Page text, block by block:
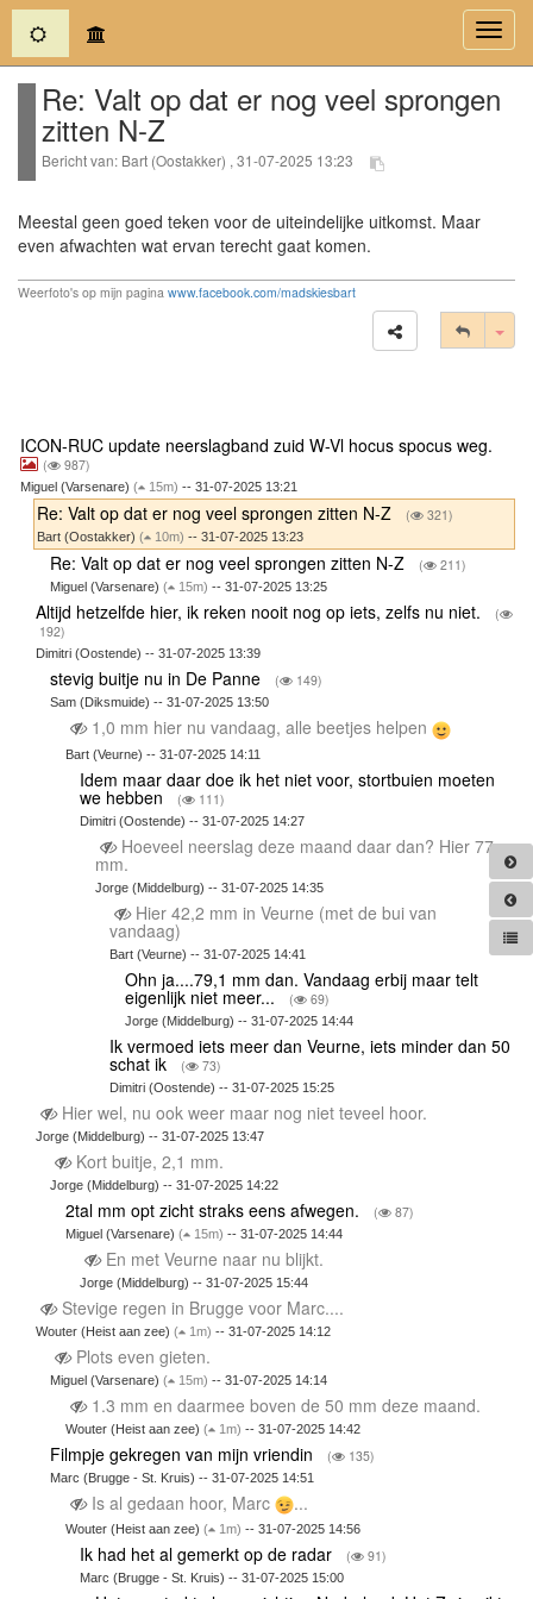
(current)
Re: Valt op dat er nog veel sprongen
zitten N-Z
Bericht van: Bart (Oostakker) , 31-07-2025 13:23
Meestal geen goed teken voor de uiteindelijke uitkomst. Maar
even afwachten wat ervan terecht gaat komen.
Weerfoto's op mijn pagina www.facebook.com/madskiesbart
ICON-RUC update neerslagband zuid W-Vl hocus spocus weg.
( 987)
Miguel (Varsenare) ( 15m) -- 31-07-2025 13:21
Re: Valt op dat er nog veel sprongen zitten N-Z ( 321)
Bart (Oostakker) ( 10m) -- 31-07-2025 13:23
Re: Valt op dat er nog veel sprongen zitten N-Z ( 211)
Miguel (Varsenare)( 15m) -- 31-07-2025 13:25
Altijd hetzelfde hier, ik reken nooit nog op iets, zelfs nu niet.
(
192)
Dimitri (Oostende) -- 31-07-2025 13:39
stevig buitje nu in De Panne ( 149)
Sam (Diksmuide) -- 31-07-2025 13:50
1,0 mm hier nu vandaag, alle beetjes helpen
Bart (Veurne) -- 31-07-2025 14:11
Idem maar daar doe ik het niet voor, stortbuien moeten
we hebben ( 111)
Dimitri (Oostende) -- 31-07-2025 14:27
Hoeveel neerslag deze maand daar dan? Hier 77
mm.
Jorge (Middelburg) -- 31-07-2025 14:35
Hier 42,2 mm in Veurne (met de bui van
vandaag)
Bart (Veurne) -- 31-07-2025 14:41
Ohn ja....79,1 mm dan. Vandaag erbij maar telt
eigenlijk niet meer... ( 69)
Jorge (Middelburg) -- 31-07-2025 14:44
Ik vermoed iets meer dan Veurne, iets minder dan 50
schat ik ( 73)
Dimitri (Oostende) -- 31-07-2025 15:25
Hier wel, nu ook weer maar nog niet teveel hoor.
Jorge (Middelburg) -- 31-07-2025 13:47
Kort buitje, 2,1 mm.
Jorge (Middelburg) -- 31-07-2025 14:22
2tal mm opt zicht straks eens afwegen. ( 87)
Miguel (Varsenare) ( 15m) -- 31-07-2025 14:44
En met Veurne naar nu blijkt.
Jorge (Middelburg) -- 31-07-2025 15:44
Stevige regen in Brugge voor Marc....
Wouter (Heist aan zee) ( 1m) -- 31-07-2025 14:12
Plots even gieten.
Miguel (Varsenare)( 15m) -- 31-07-2025 14:14
1.3 mm en daarmee boven de 50 mm deze maand.
Wouter (Heist aan zee) ( 1m) -- 31-07-2025 14:42
Filmpje gekregen van mijn vriendin ( 135)
Marc (Brugge - St. Kruis) -- 31-07-2025 14:51
Is al gedaan hoor, Marc ...
Wouter (Heist aan zee) ( 1m) -- 31-07-2025 14:56
Ik had het al gemerkt op de radar ( 91)
Marc (Brugge - St. Kruis) -- 31-07-2025 15:00